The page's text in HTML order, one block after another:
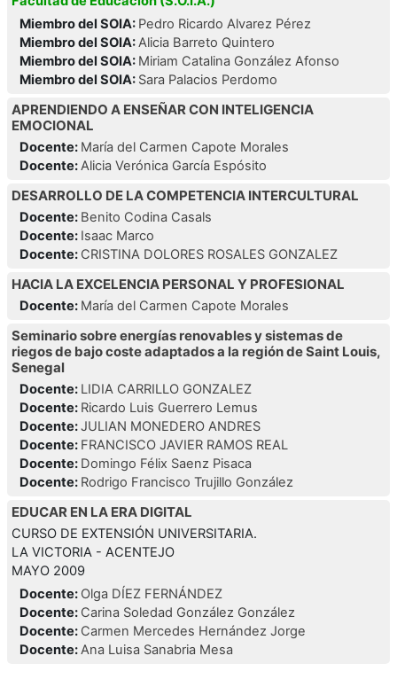
Miembro del SOIA: Pedro Ricardo Alvarez Pérez
Miembro del SOIA:Alicia Barreto Quintero
Miembro del SOIA: Miriam Catalina González Afonso
Miembro del SOIA: Sara Palacios Perdomo
APRENDIENDO A ENSEÑAR CON INTELIGENCIA
EMOCIONAL
Docente: María del Carmen Capote Morales
Docente:Alicia Verónica García Espósito
DESARROLLO DE LA COMPETENCIA INTERCULTURAL
Docente: Benito Codina Casals
Docente: Isaac Marco
Docente: CRISTINA DOLORES ROSALES GONZALEZ
HACIA LA EXCELENCIA PERSONAL Y PROFESIONAL
Docente: María del Carmen Capote Morales
Seminario sobre energías renovables y sistemas de
riegos de bajo coste adaptados a la región de Saint Louis,
Senegal
Docente: LIDIA CARRILLO GONZALEZ
Docente: Ricardo Luis Guerrero Lemus
Docente:JULIAN MONEDERO ANDRES
Docente: FRANCISCO JAVIER RAMOS REAL
Docente: Domingo Félix Saenz Pisaca
Docente: Rodrigo Francisco Trujillo González
EDUCAR EN LA ERA DIGITAL
CURSO DE EXTENSIÓN UNIVERSITARIA.
LA VICTORIA - ACENTEJO
MAYO 2009
Docente: Olga DÍEZ FERNÁNDEZ
Docente: Carina Soledad González González
Docente: Carmen Mercedes Hernández Jorge
Docente:Ana Luisa Sanabria Mesa